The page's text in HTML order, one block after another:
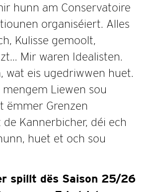
hunn am Conservatoire
organiséiert. Alles
Kulisse gemoolt,
Mir waren Idealisten.
wat eis ugedriwwen huet.
mengem Liewen sou
ëmmer Grenzen
Kannerbicher, déi ech
huet et och sou
spillt dës Saison 25/26